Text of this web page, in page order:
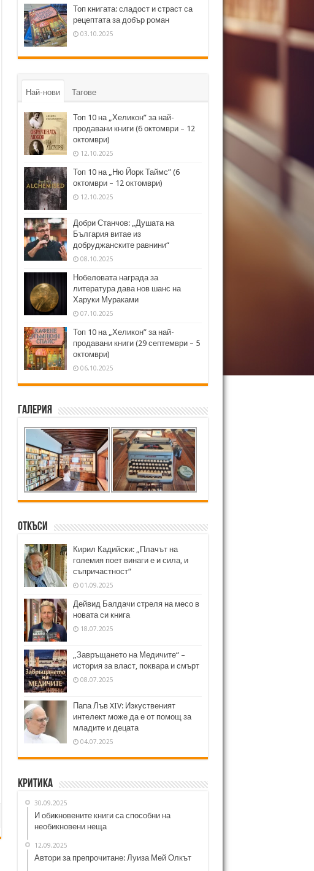
Топ книгата: сладост и страст са
рецептата за добър роман
03.10.2025
Най-нови Тагове
Топ 10 на „Хеликон” за най-
продавани книги (6 октомври – 12
октомври)
12.10.2025
Топ 10 на „Ню Йорк Таймс” (6
октомври – 12 октомври)
12.10.2025
Добри Станчов: „Душата на
България витае из
добруджанските равнини“
08.10.2025
Нобеловата награда за
литература дава нов шанс на
Харуки Мураками
07.10.2025
Топ 10 на „Хеликон” за най-
продавани книги (29 септември – 5
октомври)
06.10.2025
Галерия
Откъси
Кирил Кадийски: „Плачът на
големия поет винаги е и сила, и
съпричастност“
01.09.2025
Дейвид Балдачи стреля на месо в
новата си книга
18.07.2025
„Завръщането на Медичите“ –
история за власт, поквара и смърт
08.07.2025
Папа Лъв XIV: Изкуственият
интелект може да е от помощ за
младите и децата
04.07.2025
Критика
30.09.2025
И обикновените книги са способни на
необикновени неща
12.09.2025
Автори за препрочитане: Луиза Мей Олкът